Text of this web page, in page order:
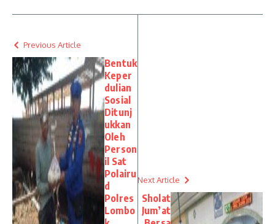
Previous Article
Bentuk
Keper
dulian
Sosial
Ditunj
ukkan
Oleh
Person
il Sat
Polairu
d
Polres
Lombo
Next Article
Sholat
Jum’at